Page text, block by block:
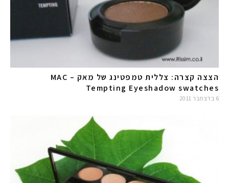
הצצה קצרה: צללית טמפטינג של מאק – MAC
Tempting Eyeshadow swatches
6 בדצמבר 2011